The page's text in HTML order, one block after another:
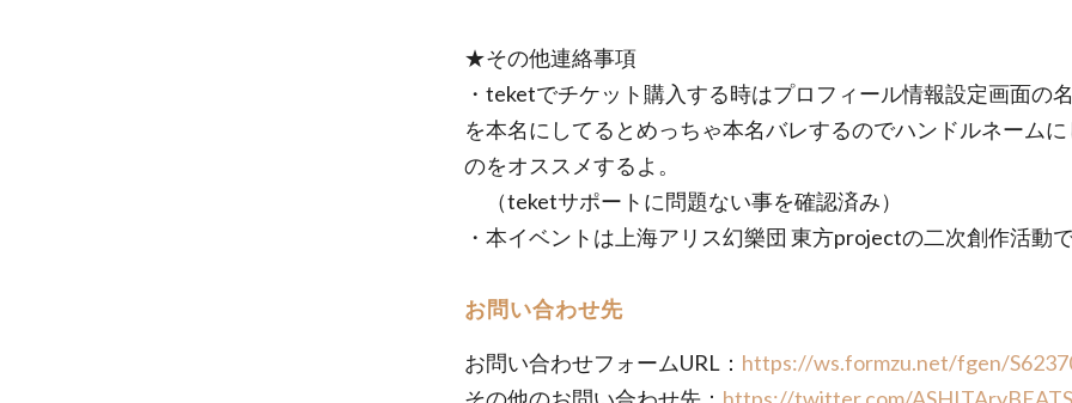
★その他連絡事項
・teketでチケット購入する時はプロフィール情報設定画面の
を本名にしてるとめっちゃ本名バレするのでハンドルネームに
のをオススメするよ。
（teketサポートに問題ない事を確認済み）
・本イベントは上海アリス幻樂団 東方projectの二次創作活動で
お問い合わせ先
お問い合わせフォームURL： https://ws.formzu.net/fgen/